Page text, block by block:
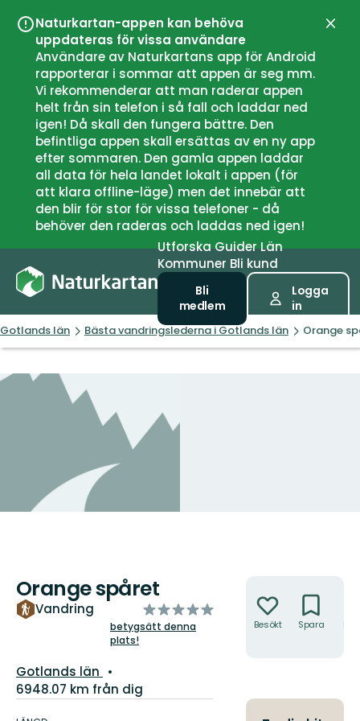
Naturkartan-appen kan behöva
uppdateras för vissa användare
Användare av Naturkartans app för Android
rapporterar i sommar att appen är seg mm.
Vi rekommenderar att man raderar appen
helt från sin telefon i så fall och laddar ned
igen! Då skall den fungera bättre. Den
befintliga appen skall ersättas av en ny app
efter sommaren. Den gamla appen laddar
all data för hela landet lokalt i appen (för
att klara offline-läge) men det innebär att
den blir för stor för vissa telefoner - då
behöver den raderas och laddas ned igen!
UtforskaGuiderLän
Kommuner Bli kund
Bli
medlem
Logga
in
Gotlands län Bästa vandringslederna i Gotlands län Orange
Orange spåret
Vandring
av
5
betygsätt denna
plats!
Län:
Gotlands län
6948.07 km från dig
Besökt Spara